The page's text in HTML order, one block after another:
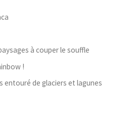
à couper le souffle
!
entouré de glaciers et lagunes